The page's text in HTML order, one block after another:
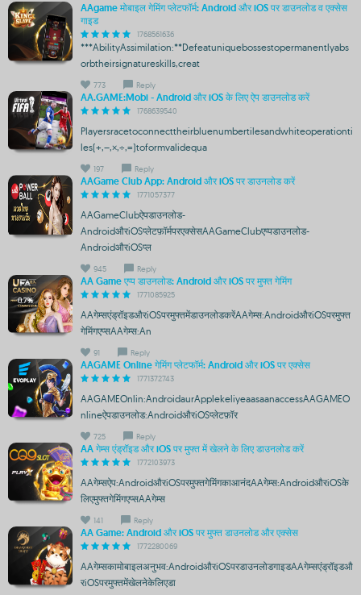
AAgame मोबाइल गेमिंग प्लेटफॉर्म: Android और iOS पर डाउनलोड व एक्सेस
गाइड
1768561636
***AbilityAssimilation:**Defeatuniquebossestopermanentlyabs
orbtheirsignatureskills,creat
773 Reply
AA.GAME:Mobi - Android और iOS के लिए ऐप डाउनलोड करें
1768639540
Playersracetoconnecttheirbluenumbertilesandwhiteoperationti
les(+,–,×,÷,=)toformvalidequa
197 Reply
AAGame Club App: Android और iOS पर डाउनलोड करें
1771057377
AAGameClubऐपडाउनलोड-
AndroidऔरiOSप्लेटफ़ॉर्मपरएक्सेसAAGameClubएप्पडाउनलोड-
AndroidऔरiOSप्ल
945 Reply
AA Game एप्प डाउनलोड: Android और iOS पर मुफ्त गेमिंग
1771085925
AAगेम्सएंड्रॉइडऔरiOSपरमुफ्तमेंडाउनलोडकरेंAAगेम्स:AndroidऔरiOSपरमुफ्त
गेमिंगएप्सAAगेम्स:An
91 Reply
AAGAME Online गेमिंग प्लेटफॉर्म: Android और iOS पर एक्सेस
1771372743
AAGAMEOnlin:AndroidaurApplekeliyeaasaanaccessAAGAMEO
nlineऐपडाउनलोड:AndroidऔरiOSप्लेटफ़ॉर
725 Reply
AA गेम्स एंड्रॉइड और iOS पर मुफ्त में खेलने के लिए डाउनलोड करें
1772103973
AAगेम्सऐप:AndroidऔरiOSपरमुफ्तगेमिंगकाआनंदAAगेम्स:AndroidऔरiOSके
लिएमुफ्तगेमिंगएप्सAAगेम्स
141 Reply
AA Game: Android और iOS पर मुफ्त डाउनलोड और एक्सेस
1772280069
AAगेम्सकामोबाइलअनुभव:AndroidऔरiOSपरडाउनलोडगाइडAAगेम्सएंड्रॉइडऔ
रiOSपरमुफ्तमेंखेलनेकेलिएडा